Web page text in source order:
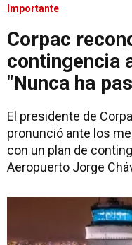
Importante
Corpac
contingencia
"Nunca ha
El presidente de
pronunció ante los
con un plan de
Aeropuerto Jorge